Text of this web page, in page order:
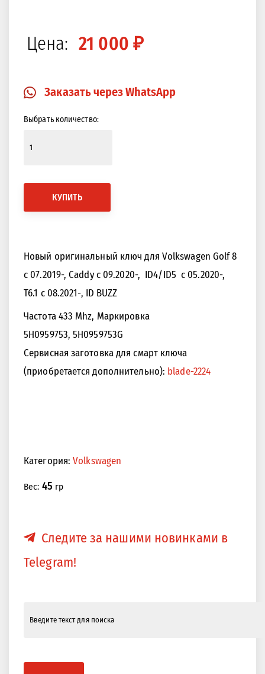
Цена: 21 000 ₽
Заказать через WhatsApp
Выбрать количество:
КУПИТЬ
Новый оригинальный ключ для Volkswagen Golf 8
с 07.2019-, Caddy с 09.2020-, ID4/ID5 с 05.2020-,
T6.1 с 08.2021-, ID BUZZ
Частота 433 Mhz, Маркировка
5H0959753, 5H0959753G
Сервисная заготовка для смарт ключа
(приобретается дополнительно): blade-2224
Категория:Volkswagen
Вес: 45гр
Следите за нашими новинками в
Telegram!